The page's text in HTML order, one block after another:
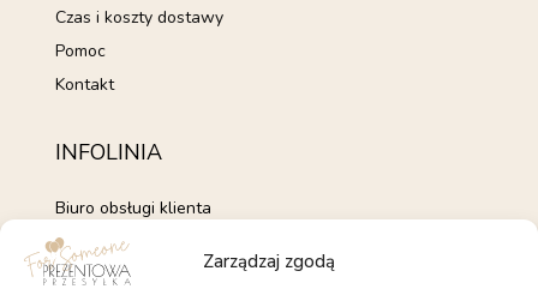
Zarządzaj zgodą
Czas i koszty dostawy
Pomoc
Kontakt
INFOLINIA
Biuro obsługi klienta
+48 735 843 843
pon. - pt. 7:00 - 15:00